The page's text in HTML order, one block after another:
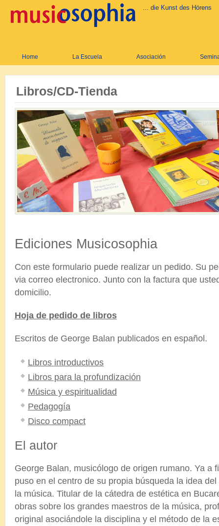
... die Kunst des Hörens
Home La Escuela Asociación
Libros/CD-Tienda
Ediciones Musicosophia
Con este formulario puede realizar un pedido. Su
via correo electronico. Junto con la factura que
domicilio.
Hoja de pedido de libros
Escritos de George Balan publicados en español.
Libros introductivos
Libros para la profundización
Música y espiritualidad
Pedagogía
Disco compact
El autor
George Balan, musicólogo de origen rumano. Ya a
puso en el centro de su propia búsqueda la idea
la música. Titular de la cátedra de estética en
obras sobre los grandes maestros de la música,
original asociándole la disciplina y el método de la